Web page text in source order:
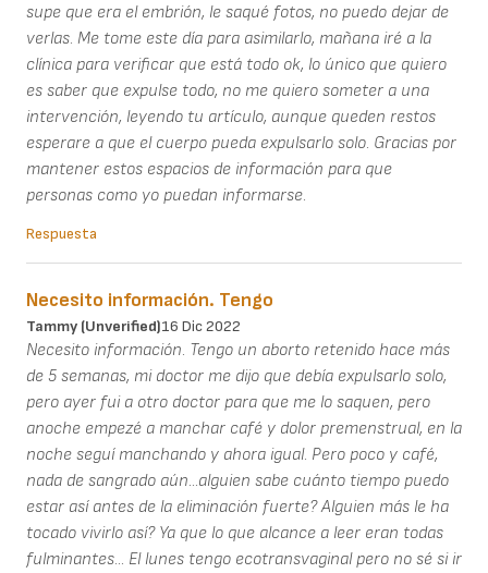
supe que era el embrión, le saqué fotos, no puedo dejar de
verlas. Me tome este día para asimilarlo, mañana iré a la
clínica para verificar que está todo ok, lo único que quiero
es saber que expulse todo, no me quiero someter a una
intervención, leyendo tu artículo, aunque queden restos
esperare a que el cuerpo pueda expulsarlo solo. Gracias por
mantener estos espacios de información para que
personas como yo puedan informarse.
Respuesta
Necesito información. Tengo
Tammy (unverified)16 Dic 2022
Necesito información. Tengo un aborto retenido hace más
de 5 semanas, mi doctor me dijo que debía expulsarlo solo,
pero ayer fui a otro doctor para que me lo saquen, pero
anoche empezé a manchar café y dolor premenstrual, en la
noche seguí manchando y ahora igual. Pero poco y café,
nada de sangrado aún...alguien sabe cuánto tiempo puedo
estar así antes de la eliminación fuerte? Alguien más le ha
tocado vivirlo así? Ya que lo que alcance a leer eran todas
fulminantes... El lunes tengo ecotransvaginal pero no sé si ir